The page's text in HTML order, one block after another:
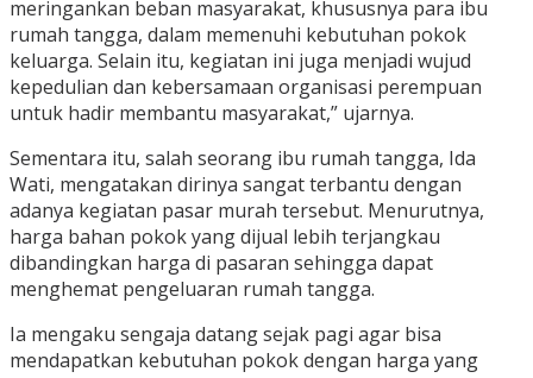
meringankan beban masyarakat, khususnya para ibu
rumah tangga, dalam memenuhi kebutuhan pokok
keluarga. Selain itu, kegiatan ini juga menjadi wujud
kepedulian dan kebersamaan organisasi perempuan
untuk hadir membantu masyarakat,” ujarnya.
Sementara itu, salah seorang ibu rumah tangga, Ida
Wati, mengatakan dirinya sangat terbantu dengan
adanya kegiatan pasar murah tersebut. Menurutnya,
harga bahan pokok yang dijual lebih terjangkau
dibandingkan harga di pasaran sehingga dapat
menghemat pengeluaran rumah tangga.
Ia mengaku sengaja datang sejak pagi agar bisa
mendapatkan kebutuhan pokok dengan harga yang